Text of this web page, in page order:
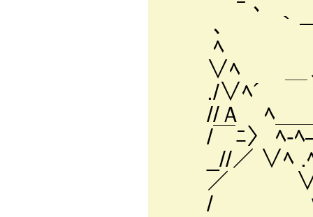
､ ｀ー-
ﾍ / 7ー
∨ﾍ ＿
./
//Ａ ﾍ＿
/￣ﾆ〉
_//
／ ∨ﾍ
/ ∨ﾍ .